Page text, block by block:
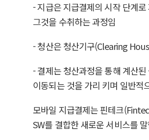
- 지급은 지급결제의 시작 단계
그것을 수취하는 과정임
- 청산은 청산기구(Clearing
- 결제는 청산과정을 통해 계산
이동되는 것을 가리 키며 일반적
모바일 지급결제는 핀테크
SW를 결합한 새로운 서비스를